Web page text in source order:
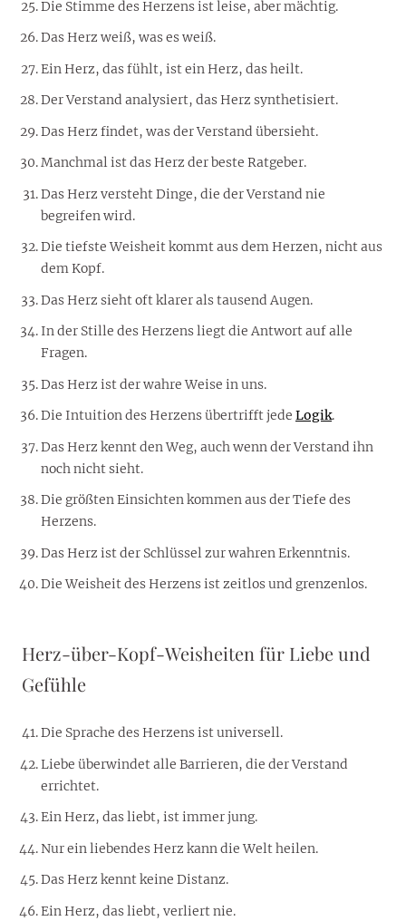
Die Stimme des Herzens ist leise, aber mächtig.
Das Herz weiß, was es weiß.
Ein Herz, das fühlt, ist ein Herz, das heilt.
Der Verstand analysiert, das Herz synthetisiert.
Das Herz findet, was der Verstand übersieht.
Manchmal ist das Herz der beste Ratgeber.
Das Herz versteht Dinge, die der Verstand nie
begreifen wird.
Die tiefste Weisheit kommt aus dem Herzen, nicht aus
dem Kopf.
Das Herz sieht oft klarer als tausend Augen.
In der Stille des Herzens liegt die Antwort auf alle
Fragen.
Das Herz ist der wahre Weise in uns.
Die Intuition des Herzens übertrifft jede Logik.
Das Herz kennt den Weg, auch wenn der Verstand ihn
noch nicht sieht.
Die größten Einsichten kommen aus der Tiefe des
Herzens.
Das Herz ist der Schlüssel zur wahren Erkenntnis.
Die Weisheit des Herzens ist zeitlos und grenzenlos.
Herz-über-Kopf-Weisheiten für Liebe und
Gefühle
Die Sprache des Herzens ist universell.
Liebe überwindet alle Barrieren, die der Verstand
errichtet.
Ein Herz, das liebt, ist immer jung.
Nur ein liebendes Herz kann die Welt heilen.
Das Herz kennt keine Distanz.
Ein Herz, das liebt, verliert nie.